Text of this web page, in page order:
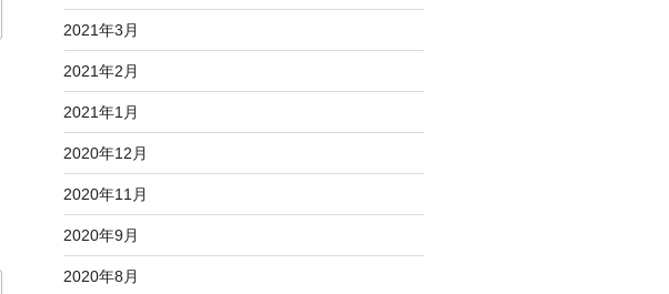
2021年3月
2021年2月
2021年1月
2020年12月
2020年11月
2020年9月
2020年8月